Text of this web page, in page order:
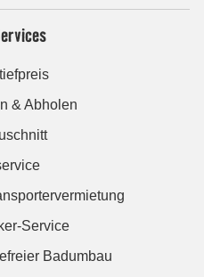
& Abholen
Service
Badumbau